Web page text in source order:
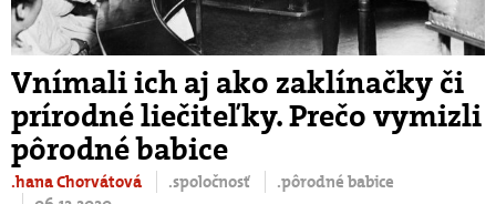
Vnímali ich aj ako zaklínačky či
prírodné liečiteľky. Prečo vymizli
pôrodné babice
.hana Chorvátová .spoločnosť
.pôrodné babice